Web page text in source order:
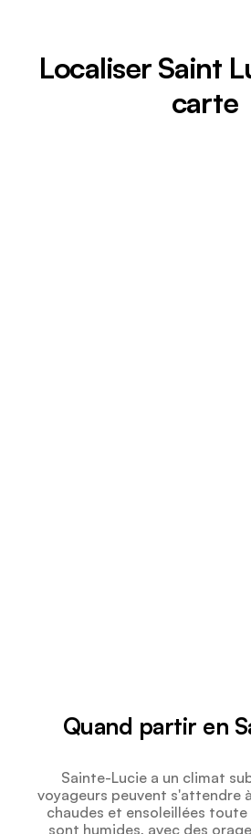
Localiser Saint
carte
Quand partir en
Sainte-Lucie a un climat
voyageurs peuvent s'attendre
chaudes et ensoleillées toute
sont humides, avec des